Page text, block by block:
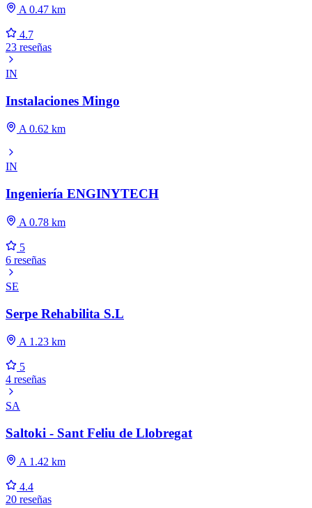
A 0.47 km
4.7
23 reseñas
IN
Instalaciones Mingo
A 0.62 km
IN
Ingeniería ENGINYTECH
A 0.78 km
5
6 reseñas
SE
Serpe Rehabilita S.L
A 1.23 km
5
4 reseñas
SA
Saltoki - Sant Feliu de Llobregat
A 1.42 km
4.4
20 reseñas